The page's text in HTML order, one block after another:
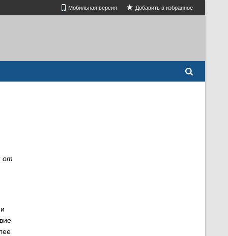
Мобильная версия Добавить в избранное
от